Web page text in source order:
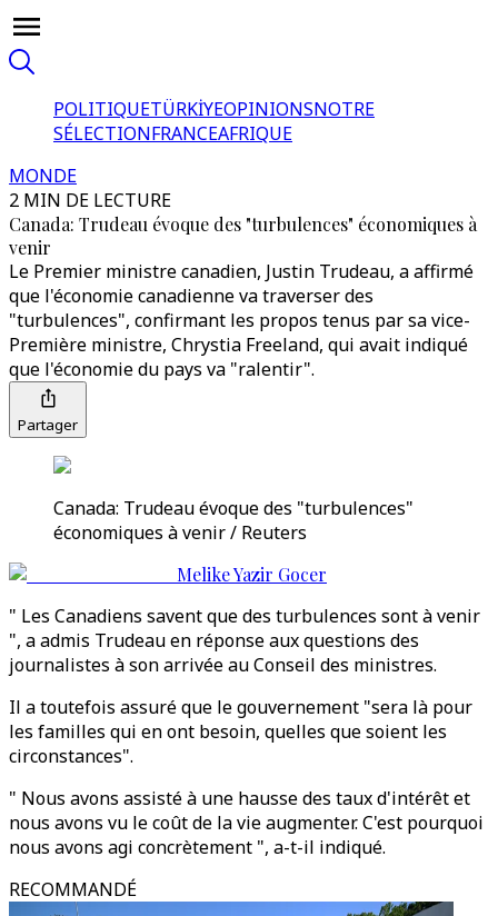
POLITIQUETÜRKİYEOPINIONSNOTRE
SÉLECTIONFRANCEAFRIQUE
MONDE
2 MIN DE LECTURE
Canada: Trudeau évoque des "turbulences" économiques à
venir
Le Premier ministre canadien, Justin Trudeau, a affirmé
que l'économie canadienne va traverser des
"turbulences", confirmant les propos tenus par sa vice-
Première ministre, Chrystia Freeland, qui avait indiqué
que l'économie du pays va "ralentir".
Partager
Canada: Trudeau évoque des "turbulences"
économiques à venir / Reuters
Melike Yazir Gocer
" Les Canadiens savent que des turbulences sont à venir
", a admis Trudeau en réponse aux questions des
journalistes à son arrivée au Conseil des ministres.
Il a toutefois assuré que le gouvernement "sera là pour
les familles qui en ont besoin, quelles que soient les
circonstances".
" Nous avons assisté à une hausse des taux d'intérêt et
nous avons vu le coût de la vie augmenter. C'est pourquoi
nous avons agi concrètement ", a-t-il indiqué.
RECOMMANDÉ